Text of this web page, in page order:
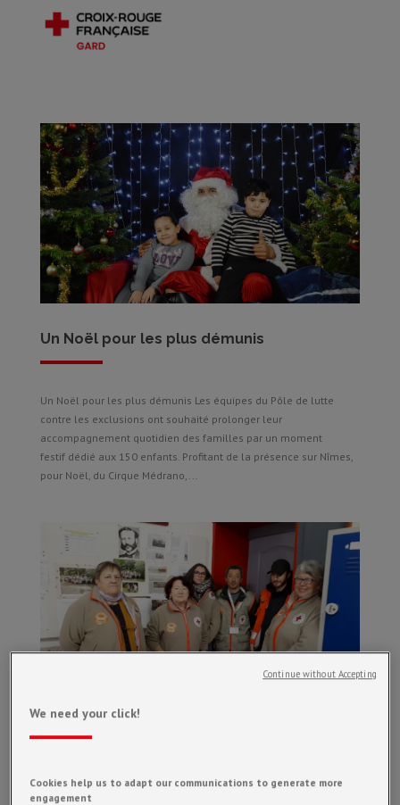
Un Noël pour les plus démunis
Un Noël pour les plus démunis Les équipes du Pôle de lutte
contre les exclusions ont souhaité prolonger leur
accompagnement quotidien des familles par un moment
festif dédié aux 150 enfants. Profitant de la présence sur Nîmes,
pour Noël, du Cirque Médrano,...
We need your click!
Cookies help us to adapt our communications to generate more
engagement
Continue without Accepting